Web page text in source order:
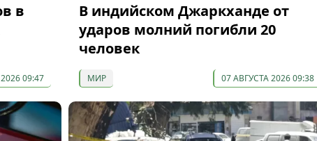
в
09:47
В индийском Джаркханде от
ударов молний погибли 20
человек
МИР 07 АВГУСТА 2026 09:38